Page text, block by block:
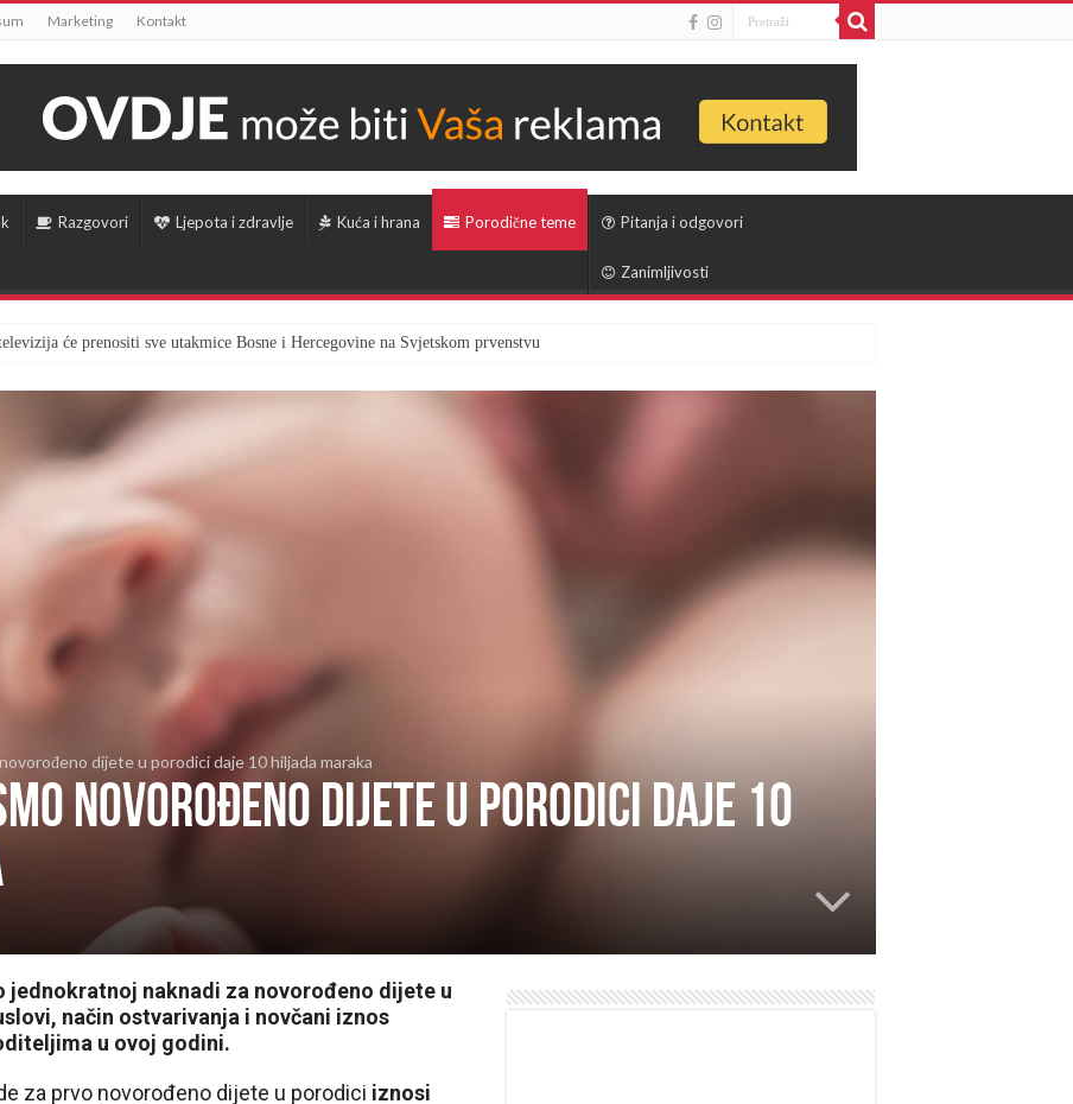
Marketing Kontakt
Razgovori Ljepota i zdravlje Kuća i hrana Porodične teme Pitanja i odgovori
Zanimljivosti
će prenositi sve utakmice Bosne i Hercegovine na Svjetskom prvenstvu
dijete u porodici daje 10 hiljada maraka
novorođeno dijete u porodici daje 10
jednokratnoj naknadi za novorođeno dijete u
način ostvarivanja i novčani iznos
u ovoj godini.
za prvo novorođeno dijete u porodici iznosi